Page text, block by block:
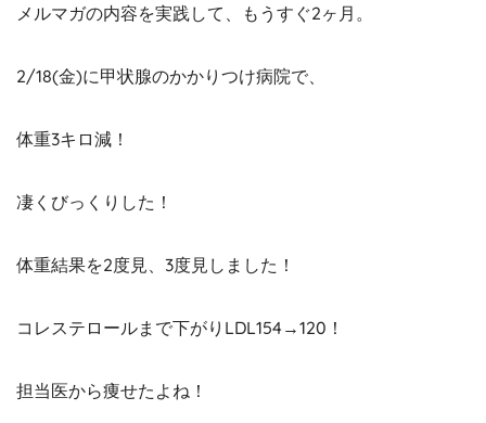
メルマガの内容を実践して、もうすぐ2ヶ月。
2/18(金)に甲状腺のかかりつけ病院で、
体重3キロ減！
凄くびっくりした！
体重結果を2度見、3度見しました！
コレステロールまで下がりLDL154→120！
担当医から痩せたよね！